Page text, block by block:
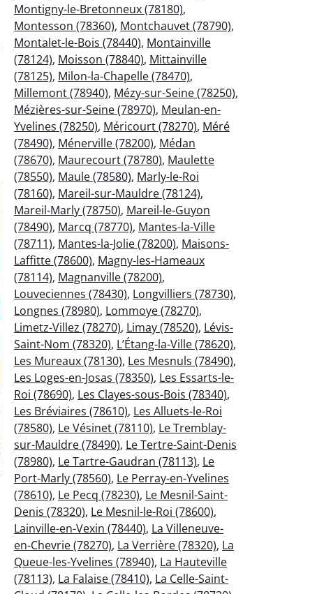
Montigny-le-Bretonneux (78180),
Montesson (78360), Montchauvet (78790),
Montalet-le-Bois (78440), Montainville
(78124), Moisson (78840), Mittainville
(78125), Milon-la-Chapelle (78470),
Millemont (78940), Mézy-sur-Seine (78250),
Mézières-sur-Seine (78970), Meulan-en-
Yvelines (78250), Méricourt (78270), Méré
(78490), Ménerville (78200), Médan
(78670), Maurecourt (78780), Maulette
(78550), Maule (78580), Marly-le-Roi
(78160), Mareil-sur-Mauldre (78124),
Mareil-Marly (78750), Mareil-le-Guyon
(78490), Marcq (78770), Mantes-la-Ville
(78711), Mantes-la-Jolie (78200), Maisons-
Laffitte (78600), Magny-les-Hameaux
(78114), Magnanville (78200),
Louveciennes (78430), Longvilliers (78730),
Longnes (78980), Lommoye (78270),
Limetz-Villez (78270), Limay (78520), Lévis-
Saint-Nom (78320), L’Étang-la-Ville (78620),
Les Mureaux (78130), Les Mesnuls (78490),
Les Loges-en-Josas (78350), Les Essarts-le-
Roi (78690), Les Clayes-sous-Bois (78340),
Les Bréviaires (78610), Les Alluets-le-Roi
(78580), Le Vésinet (78110), Le Tremblay-
sur-Mauldre (78490), Le Tertre-Saint-Denis
(78980), Le Tartre-Gaudran (78113), Le
Port-Marly (78560), Le Perray-en-Yvelines
(78610), Le Pecq (78230), Le Mesnil-Saint-
Denis (78320), Le Mesnil-le-Roi (78600),
Lainville-en-Vexin (78440), La Villeneuve-
en-Chevrie (78270), La Verrière (78320), La
Queue-les-Yvelines (78940), La Hauteville
(78113), La Falaise (78410), La Celle-Saint-